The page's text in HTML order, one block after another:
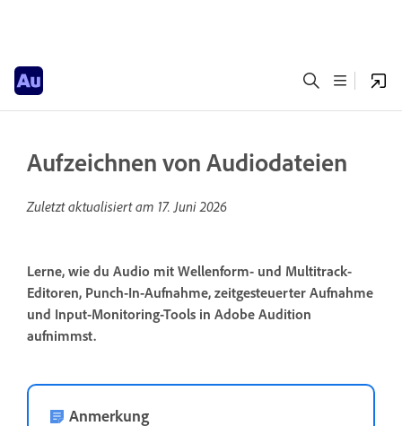
Aufzeichnen von Audiodateien
Zuletzt aktualisiert am 17. Juni 2026
Lerne, wie du Audio mit Wellenform- und Multitrack-
Editoren, Punch-In-Aufnahme, zeitgesteuerter Aufnahme
und Input-Monitoring-Tools in Adobe Audition
aufnimmst.
Anmerkung